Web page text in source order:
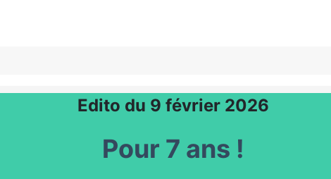
Edito du 9 février 2026
Pour 7 ans !